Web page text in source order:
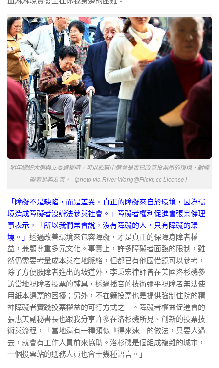
明年總統大選與立委選舉時，可以觀察中選會是否已改善投票所的環境、對障
礙者足夠友善。（photo via River Wang@Flickr, cc License）
「障礙不是缺陷，而是差異。真正的障礙來自於環境，因為環
境造成障礙者沒辦法參與社會。」障礙者權利促進會張宗傑理
事表示，「所以我們常會說，沒有障礙的人，只有障礙的環
境。」 透過改善環境來包容障礙，才是真正的保障身障者權
益，兼顧尊重多元文化。事實上，許多障礙者面臨的限制，雖
然仍需要考量成本與在地脈絡，但都已有他國借鏡可以參考，
除了方便肢障者進出的坡道外，李秉宏律師曾在美國洛杉磯參
訪當地視障者投票的輔具，透過播音的技術彌平視障者無法使
用紙本選票的困擾；另外，不在籍投票也是提供強制住院的精
神障礙者實踐投票權益的可行方式之一。障礙者權益促進會的
張惠美副秘書長也跟我分享許多在洛杉磯所見、創新的投票技
術與流程，「當地還有一種類似『得來速』的做法，只要人過
去，就會有工作人員前來協助。洛杉磯是個組成複雜的城市，
一個投票站的選務人員也會十幾種語言。」